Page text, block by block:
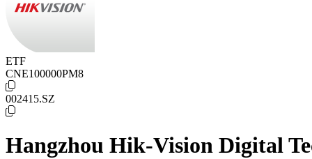
ETF
CNE100000PM8
002415.SZ
Hangzhou Hik-Vision Digital